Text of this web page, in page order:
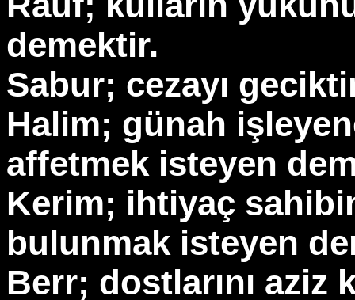
demektir.
Sabur; cezayı
Halim; günah
affetmek isteyen
Kerim; ihtiyaç
bulunmak isteyen
Berr; dostlarını aziz